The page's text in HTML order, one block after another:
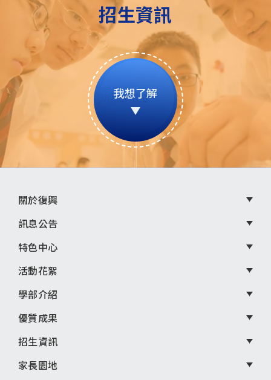
招生資訊
我想了解
頁
尾
選
單
關於復興
訊息公告
特色中心
活動花絮
學部介紹
優質成果
招生資訊
家長園地